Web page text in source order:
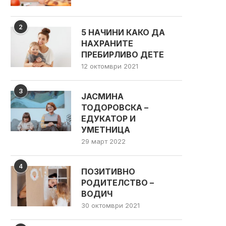
2
5 НАЧИНИ КАКО ДА
НАХРАНИТЕ
ПРЕБИРЛИВО ДЕТЕ
12 октомври 2021
3
ЈАСМИНА
ТОДОРОВСКА –
ЕДУКАТОР И
УМЕТНИЦА
29 март 2022
4
ПОЗИТИВНО
РОДИТЕЛСТВО –
ВОДИЧ
30 октомври 2021